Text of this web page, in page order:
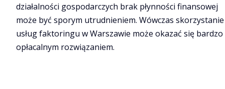
działalności gospodarczych brak płynności finansowej
może być sporym utrudnieniem. Wówczas
usług faktoringu w Warszawie może okazać się bardzo
opłacalnym rozwiązaniem.